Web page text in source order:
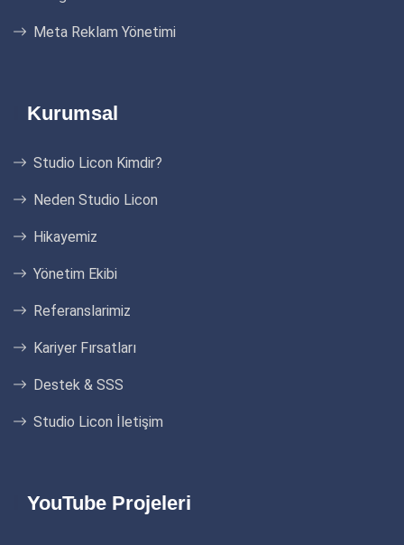
Meta Reklam Yönetimi
Kurumsal
Studio Licon Kimdir?
Neden Studio Licon
Hikayemiz
Yönetim Ekibi
Referanslarimiz
Kariyer Fırsatları
Destek & SSS
Studio Licon İletişim
YouTube Projeleri